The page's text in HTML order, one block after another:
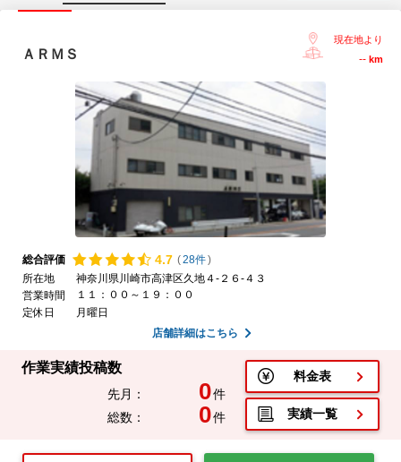
ＡＲＭＳ
現在地より
-- km
総合評価 4.7 (28件)
所在地
神奈川県川崎市高津区久地４-２６-４３
営業時間
１１：００～１９：００
定休日
月曜日
店舗詳細はこちら
作業実績投稿数
先月： 0件
総数：
0件
料金表
実績一覧